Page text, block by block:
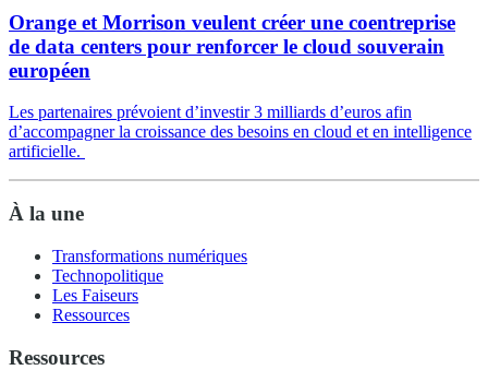
Orange et Morrison veulent créer une coentreprise
de data centers pour renforcer le cloud souverain
européen
Les partenaires prévoient d’investir 3 milliards d’euros afin
d’accompagner la croissance des besoins en cloud et en intelligence
artificielle.
À la une
Transformations numériques
Technopolitique
Les Faiseurs
Ressources
Ressources